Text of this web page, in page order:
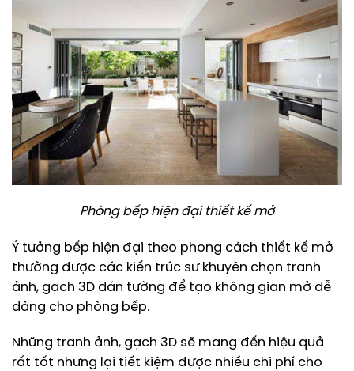
Phòng bếp hiện đại thiết kế mở
Ý tưởng bếp hiện đại theo phong cách thiết kế mở
thường được các kiến trúc sư khuyên chọn tranh
ảnh, gạch 3D dán tường để tạo không gian mở dễ
dàng cho phòng bếp.
Những tranh ảnh, gạch 3D sẽ mang đến hiệu quả
rất tốt nhưng lại tiết kiệm được nhiều chi phí cho